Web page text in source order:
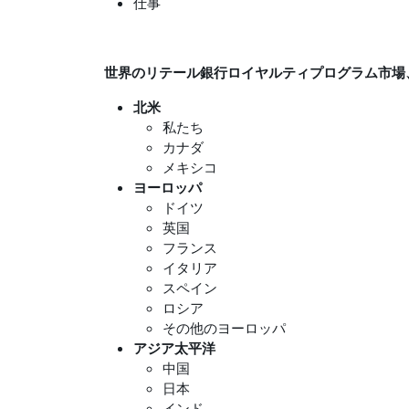
世界のリテール銀行ロイヤルティプログラム市
北米
私たち
カナダ
メキシコ
ヨーロッパ
ドイツ
英国
フランス
イタリア
スペイン
ロシア
その他のヨーロッパ
アジア太平洋
中国
日本